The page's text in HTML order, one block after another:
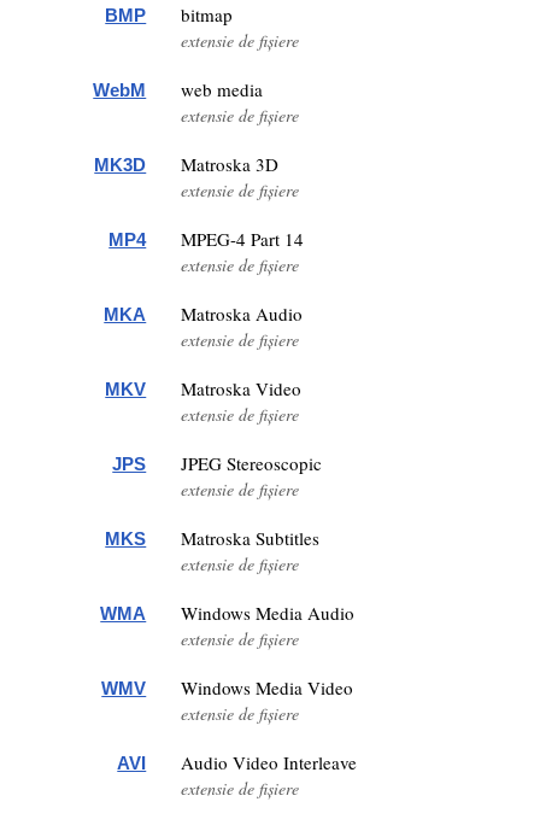
BMP bitmap
extensie de fișiere
WebM web media
extensie de fișiere
MK3D Matroska 3D
extensie de fișiere
MP4 MPEG-4 Part 14
extensie de fișiere
MKA Matroska Audio
extensie de fișiere
MKV Matroska Video
extensie de fișiere
JPS JPEG Stereoscopic
extensie de fișiere
MKS Matroska Subtitles
extensie de fișiere
WMA Windows Media Audio
extensie de fișiere
WMV Windows Media Video
extensie de fișiere
AVI Audio Video Interleave
extensie de fișiere